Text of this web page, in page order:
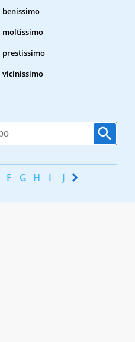
benissimo
moltissimo
prestissimo
vicinissimo
F G H I J K